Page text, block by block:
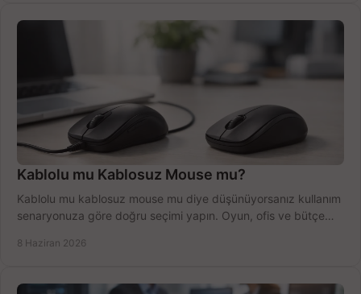
Kablolu mu Kablosuz Mouse mu?
Kablolu mu kablosuz mouse mu diye düşünüyorsanız kullanım
senaryonuza göre doğru seçimi yapın. Oyun, ofis ve bütçe
8 Haziran 2026